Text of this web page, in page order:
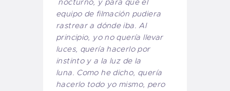
nocturno, y para que el
equipo de filmación pudiera
rastrear a dónde iba. Al
principio, yo no quería llevar
luces, quería hacerlo por
instinto y a la luz de la
luna. Como he dicho, quería
hacerlo todo yo mismo, pero